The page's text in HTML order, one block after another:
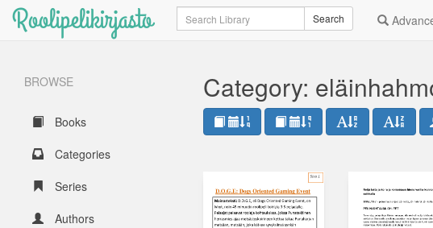
Roolipelikirjasto Search Search
BROWSE
Books
Categories
Series
Authors
Category: